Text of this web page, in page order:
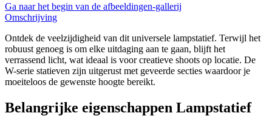
Ga naar het begin van de afbeeldingen-gallerij
Omschrijving
Ontdek de veelzijdigheid van dit universele lampstatief. Terwijl het
robuust genoeg is om elke uitdaging aan te gaan, blijft het
verrassend licht, wat ideaal is voor creatieve shoots op locatie. De
W-serie statieven zijn uitgerust met geveerde secties waardoor je
moeiteloos de gewenste hoogte bereikt.
Belangrijke eigenschappen Lampstatief